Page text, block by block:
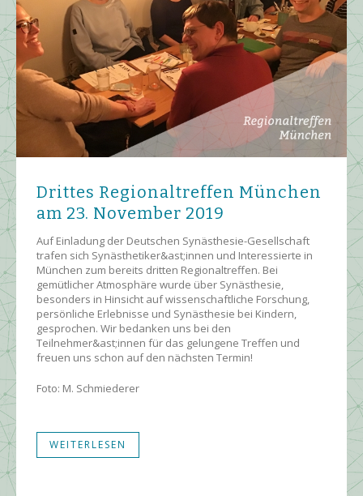
Drittes Regionaltreffen München
am 23. November 2019
Auf Einladung der Deutschen Synästhesie-Gesellschaft
trafen sich Synästhetiker&ast;innen und Interessierte in
München zum bereits dritten Regionaltreffen. Bei
gemütlicher Atmosphäre wurde über Synästhesie,
besonders in Hinsicht auf wissenschaftliche Forschung,
persönliche Erlebnisse und Synästhesie bei Kindern,
gesprochen. Wir bedanken uns bei den
Teilnehmer&ast;innen für das gelungene Treffen und
freuen uns schon auf den nächsten Termin!
Foto: M. Schmiederer
WEITERLESEN